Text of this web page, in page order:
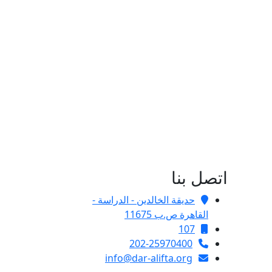
اتصل بنا
حديقة الخالدين - الدراسة -
القاهرة ص.ب 11675
107
202-25970400
info@dar-alifta.org